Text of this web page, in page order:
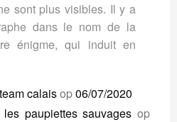
sont plus visibles. Il y a
dans le nom de la
énigme, qui induit en
team calaisop06/07/2020
les paupiettes sauvages op